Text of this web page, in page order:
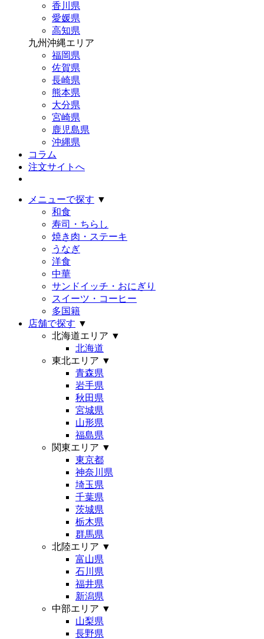
香川県
愛媛県
高知県
九州沖縄エリア
福岡県
佐賀県
長崎県
熊本県
大分県
宮崎県
鹿児島県
沖縄県
コラム
注文サイトへ
メニューで探す ▼
和食
寿司・ちらし
焼き肉・ステーキ
うなぎ
洋食
中華
サンドイッチ・おにぎり
スイーツ・コーヒー
多国籍
店舗で探す ▼
北海道エリア ▼
北海道
東北エリア ▼
青森県
岩手県
秋田県
宮城県
山形県
福島県
関東エリア ▼
東京都
神奈川県
埼玉県
千葉県
茨城県
栃木県
群馬県
北陸エリア ▼
富山県
石川県
福井県
新潟県
中部エリア ▼
山梨県
長野県